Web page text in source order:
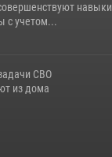
навыки
с учетом...
СВО
из дома